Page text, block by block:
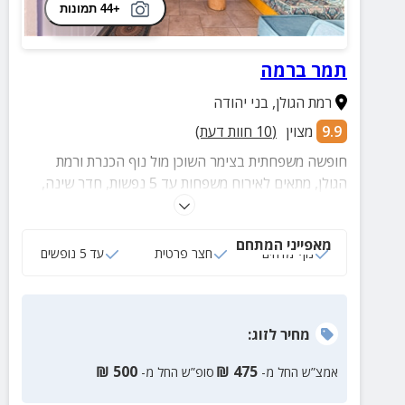
+44 תמונות
תמר ברמה
רמת הגולן, בני יהודה
9.9 מצוין (
10 חוות דעת)
חופשה משפחתית בצימר השוכן מול נוף הכנרת ורמת
הגולן, מתאים לאירוח משפחות עד 5 נפשות, חדר שינה,
סלון, חצר פרטית, מגוון אטרקציות ועגלות קפה בסביבה.
מאפייני המתחם
נוף מדהים חצר פרטית עד 5 נופשים
מחירלזוג:
אמצ”ש החל מ- 475
₪ סופ”ש החל מ- 500
₪